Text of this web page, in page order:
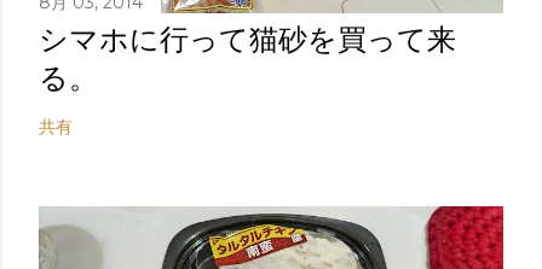
シマホに行って猫砂を買って来
る。
共有